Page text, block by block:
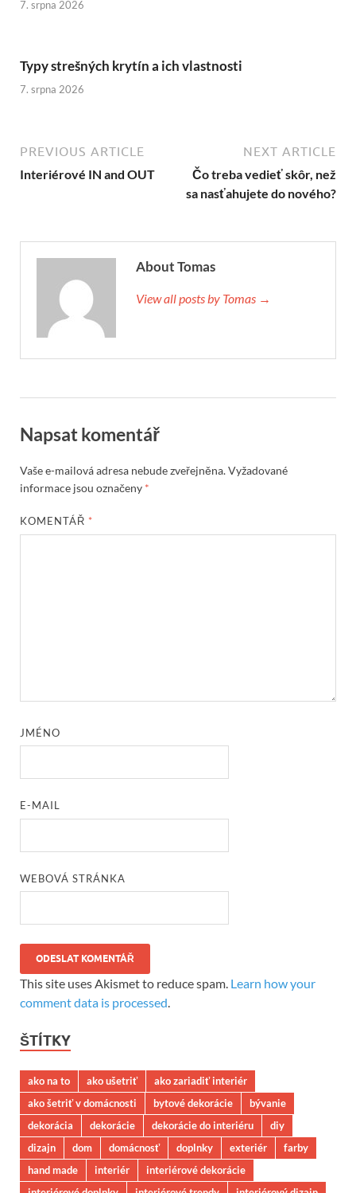
7. srpna 2026
Typy strešných krytín a ich vlastnosti
7. srpna 2026
PREVIOUS ARTICLE
Interiérové IN and OUT
NEXT ARTICLE
Čo treba vedieť skôr, než
sa nasťahujete do nového?
About Tomas
View all posts by Tomas →
Napsat komentář
Vaše e-mailová adresa nebude zveřejněna.Vyžadované
informace jsou označeny *
KOMENTÁŘ *
JMÉNO
E-MAIL
WEBOVÁ STRÁNKA
This site uses Akismet to reduce spam. Learn how your
comment data is processed.
ŠTÍTKY
ako na to ako ušetriť
ako zariadiť interiér
ako šetriť v domácnosti
bytové dekorácie
bývanie
dekorácia
dekorácie dekorácie do interiéru
diy
dizajn
dom domácnosť doplnky exteriér
farby
hand made
interiér
interiérové dekorácie